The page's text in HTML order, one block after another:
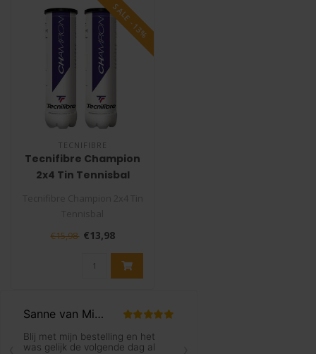
SALE -13%
TECNIFIBRE
Tecnifibre Champion
2x4 Tin Tennisbal
Deze Tecnifibre Champion
tennisbal is per..
€15,98 €13,98